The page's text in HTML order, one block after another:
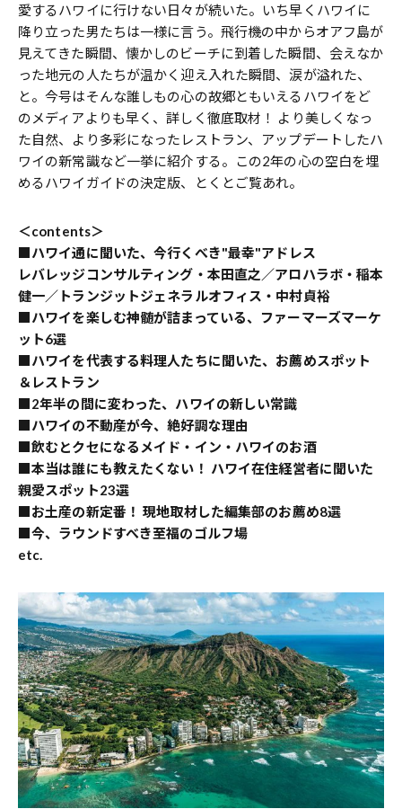
愛するハワイに行けない日々が続いた。いち早くハワイに
降り立った男たちは一様に言う。飛行機の中からオアフ島が
見えてきた瞬間、懐かしのビーチに到着した瞬間、会えなか
った地元の人たちが温かく迎え入れた瞬間、涙が溢れた、
と。今号はそんな誰しもの心の故郷ともいえるハワイをど
のメディアよりも早く、詳しく徹底取材！ より美しくなっ
た自然、より多彩になったレストラン、アップデートしたハ
ワイの新常識など一挙に紹介する。この2年の心の空白を埋
めるハワイガイドの決定版、とくとご覧あれ。
＜contents＞
■ハワイ通に聞いた、今行くべき"最幸"アドレス
レバレッジコンサルティング・本田直之／アロハラボ・稲本
健一／トランジットジェネラルオフィス・中村貞裕
■ハワイを楽しむ神髄が詰まっている、ファーマーズマーケ
ット6選
■ハワイを代表する料理人たちに聞いた、お薦めスポット
＆レストラン
■2年半の間に変わった、ハワイの新しい常識
■ハワイの不動産が今、絶好調な理由
■飲むとクセになるメイド・イン・ハワイのお酒
■本当は誰にも教えたくない！ ハワイ在住経営者に聞いた
親愛スポット23選
■お土産の新定番！ 現地取材した編集部のお薦め8選
■今、ラウンドすべき至福のゴルフ場
etc.